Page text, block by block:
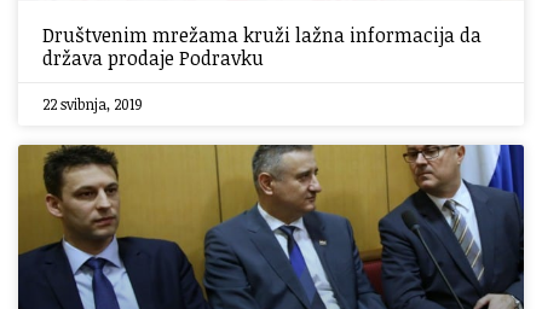
Društvenim mrežama kruži lažna informacija da
država prodaje Podravku
22 svibnja, 2019